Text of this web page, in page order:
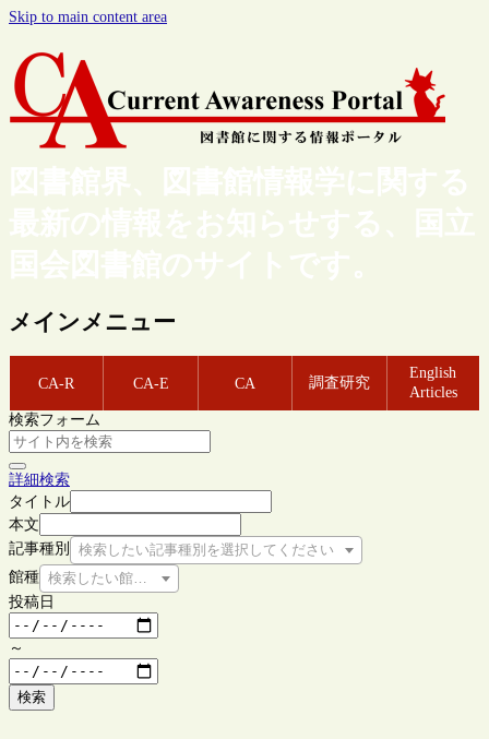
Skip to main content area
図書館界、図書館情報学に関する
最新の情報をお知らせする、国立
国会図書館のサイトです。
メインメニュー
CA-R CA-E CA 調査研究
English
Articles
検索フォーム
詳細検索
タイトル
本文
記事種別
検索したい記事種別を選択してください
館種 検索したい館種を選択してください
投稿日
～
検索